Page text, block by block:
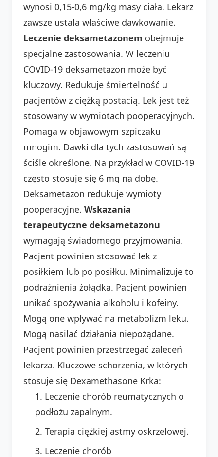
wynosi 0,15-0,6 mg/kg masy ciała. Lekarz
zawsze ustala właściwe dawkowanie.
Leczenie deksametazonem obejmuje
specjalne zastosowania. W leczeniu
COVID-19 deksametazon może być
kluczowy. Redukuje śmiertelność u
pacjentów z ciężką postacią. Lek jest też
stosowany w wymiotach pooperacyjnych.
Pomaga w objawowym szpiczaku
mnogim. Dawki dla tych zastosowań są
ściśle określone. Na przykład w COVID-19
często stosuje się 6 mg na dobę.
Deksametazon redukuje wymioty
pooperacyjne. Wskazania
terapeutyczne deksametazonu
wymagają świadomego przyjmowania.
Pacjent powinien stosować lek z
posiłkiem lub po posiłku. Minimalizuje to
podrażnienia żołądka. Pacjent powinien
unikać spożywania alkoholu i kofeiny.
Mogą one wpływać na metabolizm leku.
Mogą nasilać działania niepożądane.
Pacjent powinien przestrzegać zaleceń
lekarza. Kluczowe schorzenia, w których
stosuje się Dexamethasone Krka:
Leczenie chorób reumatycznych o
podłożu zapalnym.
Terapia ciężkiej astmy oskrzelowej.
Leczenie chorób